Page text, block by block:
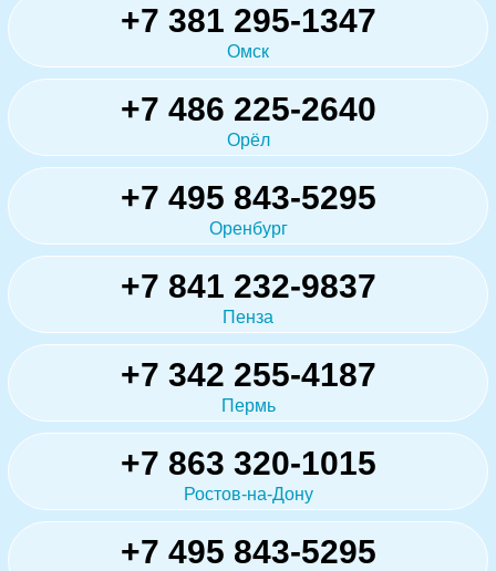
+7 381 295-1347
Омск
+7 486 225-2640
Орёл
+7 495 843-5295
Оренбург
+7 841 232-9837
Пенза
+7 342 255-4187
Пермь
+7 863 320-1015
Ростов-на-Дону
+7 495 843-5295